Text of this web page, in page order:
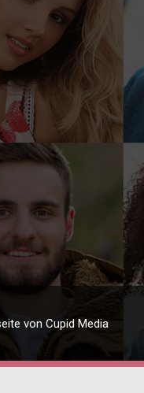
von Cupid Media